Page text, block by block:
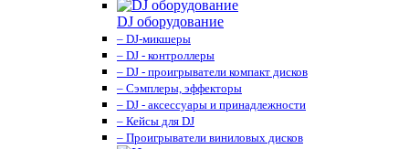
DJ оборудование
– DJ-микшеры
– DJ - контроллеры
– DJ - проигрыватели компакт дисков
– Сэмплеры, эффекторы
– DJ - аксессуары и принадлежности
– Кейсы для DJ
– Проигрыватели виниловых дисков